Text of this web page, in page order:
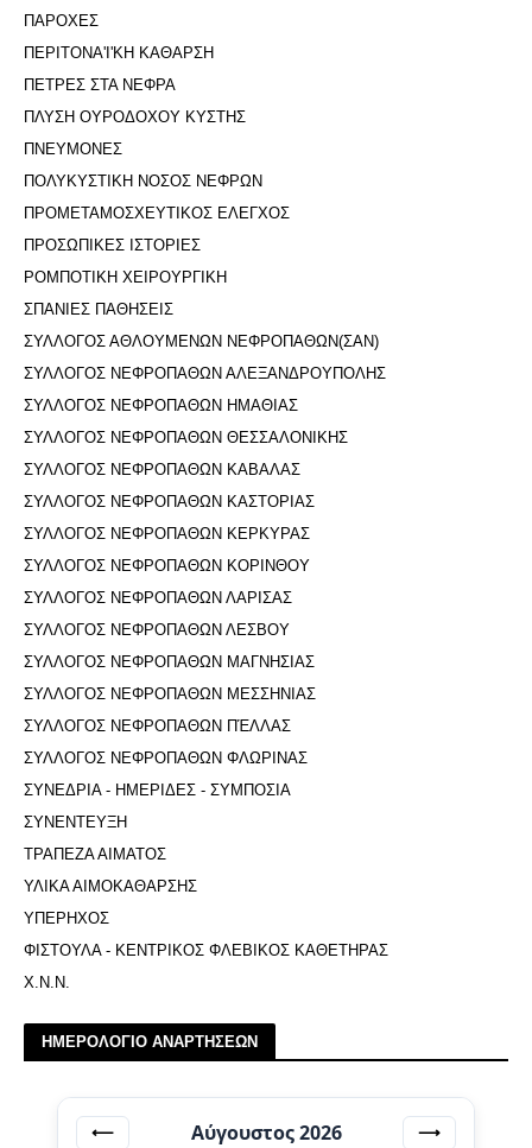
ΠΑΡΟΧΕΣ
ΠΕΡΙΤΟΝΑ'I'ΚΗ ΚΑΘΑΡΣΗ
ΠΕΤΡΕΣ ΣΤΑ ΝΕΦΡΑ
ΠΛΥΣΗ ΟΥΡΟΔΟΧΟΥ ΚΥΣΤΗΣ
ΠΝΕΥΜΟΝΕΣ
ΠΟΛΥΚΥΣΤΙΚΗ ΝΟΣΟΣ ΝΕΦΡΩΝ
ΠΡΟΜΕΤΑΜΟΣΧΕΥΤΙΚΟΣ ΕΛΕΓΧΟΣ
ΠΡΟΣΩΠΙΚΕΣ ΙΣΤΟΡΙΕΣ
ΡΟΜΠΟΤΙΚΗ ΧΕΙΡΟΥΡΓΙΚΗ
ΣΠΑΝΙΕΣ ΠΑΘΗΣΕΙΣ
ΣΥΛΛΟΓΟΣ ΑΘΛΟΥΜΕΝΩΝ ΝΕΦΡΟΠΑΘΩΝ(ΣΑΝ)
ΣΥΛΛΟΓΟΣ ΝΕΦΡΟΠΑΘΩΝ ΑΛΕΞΑΝΔΡΟΥΠΟΛΗΣ
ΣΥΛΛΟΓΟΣ ΝΕΦΡΟΠΑΘΩΝ ΗΜΑΘΙΑΣ
ΣΥΛΛΟΓΟΣ ΝΕΦΡΟΠΑΘΩΝ ΘΕΣΣΑΛΟΝΙΚΗΣ
ΣΥΛΛΟΓΟΣ ΝΕΦΡΟΠΑΘΩΝ ΚΑΒΑΛΑΣ
ΣΥΛΛΟΓΟΣ ΝΕΦΡΟΠΑΘΩΝ ΚΑΣΤΟΡΙΑΣ
ΣΥΛΛΟΓΟΣ ΝΕΦΡΟΠΑΘΩΝ ΚΕΡΚΥΡΑΣ
ΣΥΛΛΟΓΟΣ ΝΕΦΡΟΠΑΘΩΝ ΚΟΡΙΝΘΟΥ
ΣΥΛΛΟΓΟΣ ΝΕΦΡΟΠΑΘΩΝ ΛΑΡΙΣΑΣ
ΣΥΛΛΟΓΟΣ ΝΕΦΡΟΠΑΘΩΝ ΛΕΣΒΟΥ
ΣΥΛΛΟΓΟΣ ΝΕΦΡΟΠΑΘΩΝ ΜΑΓΝΗΣΙΑΣ
ΣΥΛΛΟΓΟΣ ΝΕΦΡΟΠΑΘΩΝ ΜΕΣΣΗΝΙΑΣ
ΣΥΛΛΟΓΟΣ ΝΕΦΡΟΠΑΘΩΝ ΠΈΛΛΑΣ
ΣΥΛΛΟΓΟΣ ΝΕΦΡΟΠΑΘΩΝ ΦΛΩΡΙΝΑΣ
ΣΥΝΕΔΡΙΑ - ΗΜΕΡΙΔΕΣ - ΣΥΜΠΟΣΙΑ
ΣΥΝΕΝΤΕΥΞΗ
ΤΡΑΠΕΖΑ ΑΙΜΑΤΟΣ
ΥΛΙΚΑ ΑΙΜΟΚΑΘΑΡΣΗΣ
ΥΠΕΡΗΧΟΣ
ΦΙΣΤΟΥΛΑ - ΚΕΝΤΡΙΚΟΣ ΦΛΕΒΙΚΟΣ ΚΑΘΕΤΗΡΑΣ
Χ.Ν.Ν.
ΗΜΕΡΟΛΟΓΙΟ ΑΝΑΡΤΗΣΕΩΝ
⟵ Αύγουστος 2026 ⟶